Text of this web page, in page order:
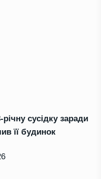
сусідку заради
її будинок